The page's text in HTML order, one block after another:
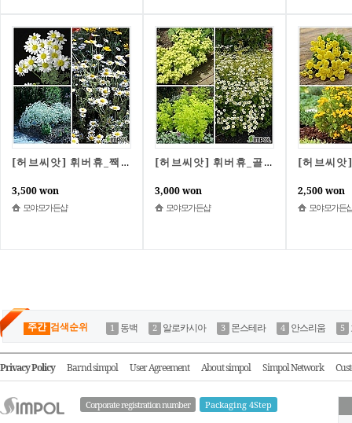
[허브씨앗] 휘버휴_짹팟 (스노우데이지) 50립
3,500 won
모야모가든샵
[허브씨앗] 휘버휴_골든모스 (Golden Feverfew) 20립
3,000 won
모야모가든샵
2,500 won
모야모가든
주간 검색순위 동백 알로카시아 몬스테라 안스리움
Privacy Policy Barnd simpol User Agreement About simpol Simpol Network
Corporate registration number Packaging 4Step